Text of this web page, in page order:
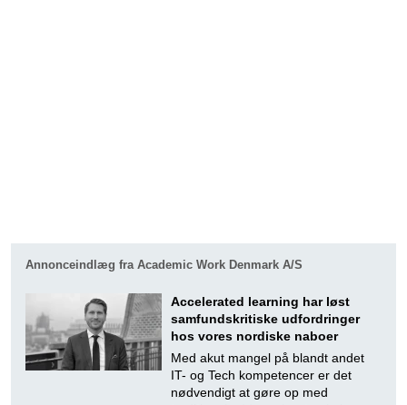
Annonceindlæg fra Academic Work Denmark A/S
Accele­rated learning har løst
samfund­skri­tiske udfordringer
hos vores nordiske naboer
Med akut mangel på blandt andet
IT- og Tech kompetencer er det
nødvendigt at gøre op med